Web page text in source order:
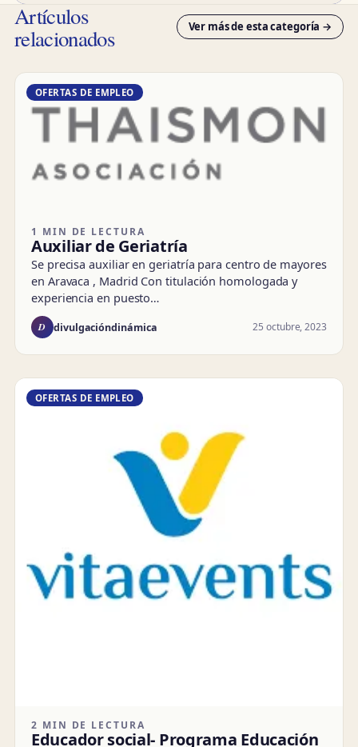
Artículos
relacionados Ver más de esta categoría →
OFERTAS DE EMPLEO
1 MIN DE LECTURA
Auxiliar de Geriatría
Se precisa auxiliar en geriatría para centro de mayores
en Aravaca , Madrid Con titulación homologada y
experiencia en puesto…
D divulgacióndinámica 25 octubre, 2023
OFERTAS DE EMPLEO
2 MIN DE LECTURA
Educador social- Programa Educación